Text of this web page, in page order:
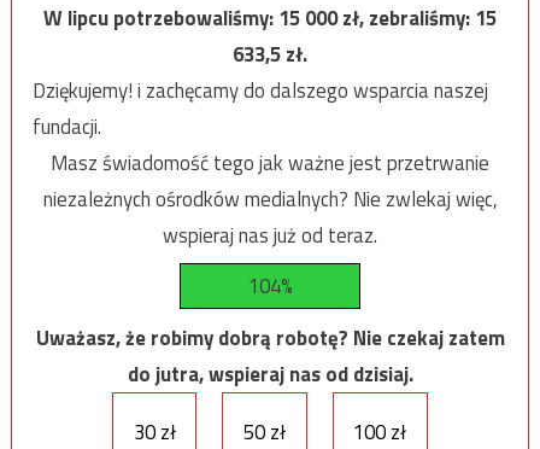
W lipcu potrzebowaliśmy:15 000zł, zebraliśmy:15
633,5zł.
Dziękujemy! i zachęcamy do dalszego wsparcia naszej
fundacji.
Masz świadomość tego jak ważne jest przetrwanie
niezależnych ośrodków medialnych? Nie zwlekaj więc,
wspieraj nas już od teraz.
104%
Uważasz, że robimy dobrą robotę? Nie czekaj zatem
do jutra, wspieraj nas od dzisiaj.
30 zł
50 zł 100 zł